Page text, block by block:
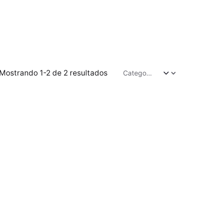
Mostrando 1-2 de 2 resultados